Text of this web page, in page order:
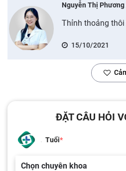
Nguyễn Thị Phương
Thỉnh thoảng
15/10/2021
ĐẶT CÂU HỎI
Tuổi
Chọn chuyên khoa